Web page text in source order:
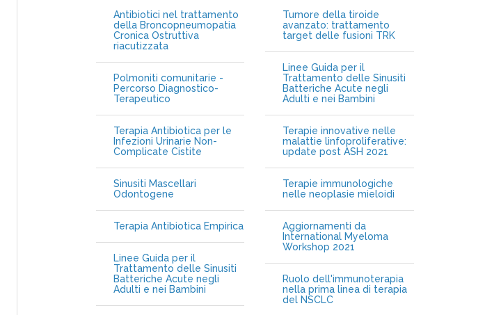
Antibiotici nel trattamento
della Broncopneumopatia
Cronica Ostruttiva
riacutizzata
Polmoniti comunitarie -
Percorso Diagnostico-
Terapeutico
Terapia Antibiotica per le
Infezioni Urinarie Non-
Complicate Cistite
Sinusiti Mascellari
Odontogene
Terapia Antibiotica Empirica
Linee Guida per il
Trattamento delle Sinusiti
Batteriche Acute negli
Adulti e nei Bambini
Tumore della tiroide
avanzato: trattamento
target delle fusioni TRK
Linee Guida per il
Trattamento delle Sinusiti
Batteriche Acute negli
Adulti e nei Bambini
Terapie innovative nelle
malattie linfoproliferative:
update post ASH 2021
Terapie immunologiche
nelle neoplasie mieloidi
Aggiornamenti da
International Myeloma
Workshop 2021
Ruolo dell'immunoterapia
nella prima linea di terapia
del NSCLC